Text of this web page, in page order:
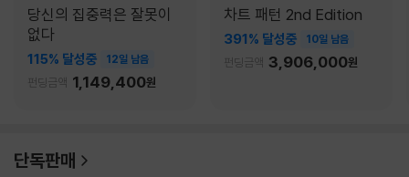
당신의 집중력은 잘못이
없다
115% 달성중 12일 남음
펀딩금액 1,149,400원
차트 패턴 2nd Edition
391% 달성중 10일 남음
펀딩금액 3,906,000원
단독판매